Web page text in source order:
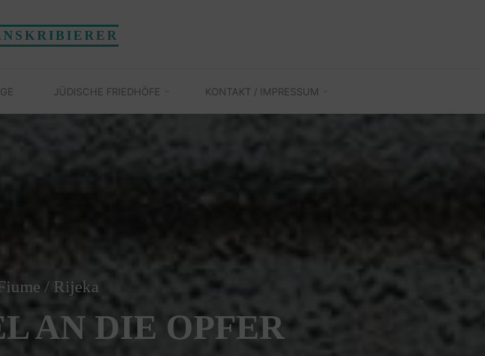
JÜDISCHE FRIEDHÖFE KONTAKT / IMPRESSUM
/ Rijeka
AN DIE OPFER